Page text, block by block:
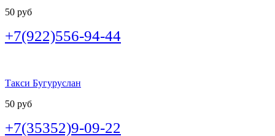
50 руб
+7(922)556-94-44
Такси Бугуруслан
50 руб
+7(35352)9-09-22